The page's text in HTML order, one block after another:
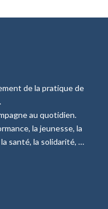
de la pratique de
au quotidien.
la jeunesse, la
santé, la solidarité, …